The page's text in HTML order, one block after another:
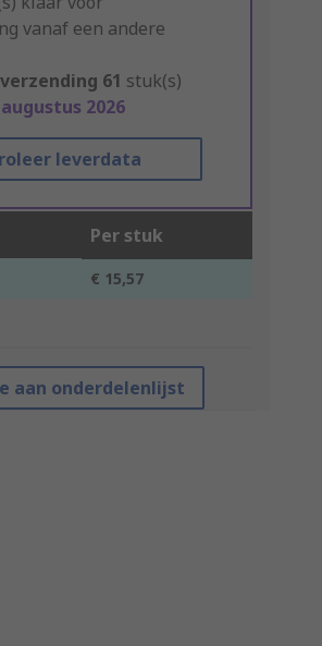
vanaf een andere
61 stuk(s)
2026
leverdata
Per stuk
€ 15,57
aan onderdelenlijst